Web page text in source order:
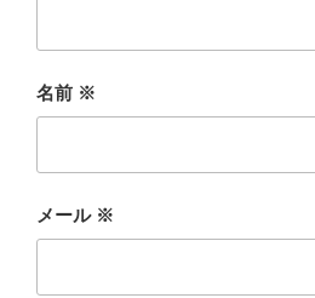
名前 ※
メール ※